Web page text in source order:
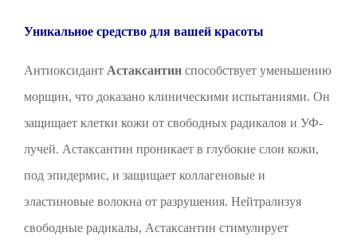
Уникальное средство для вашей красоты
Антиоксидант Астаксантин способствует уменьшению
морщин, что доказано клиническими испытаниями. Он
защищает клетки кожи от свободных радикалов и УФ-
лучей. Астаксантин проникает в глубокие слои кожи,
под эпидермис, и защищает коллагеновые и
эластиновые волокна от разрушения. Нейтрализуя
свободные радикалы, Астаксантин стимулирует